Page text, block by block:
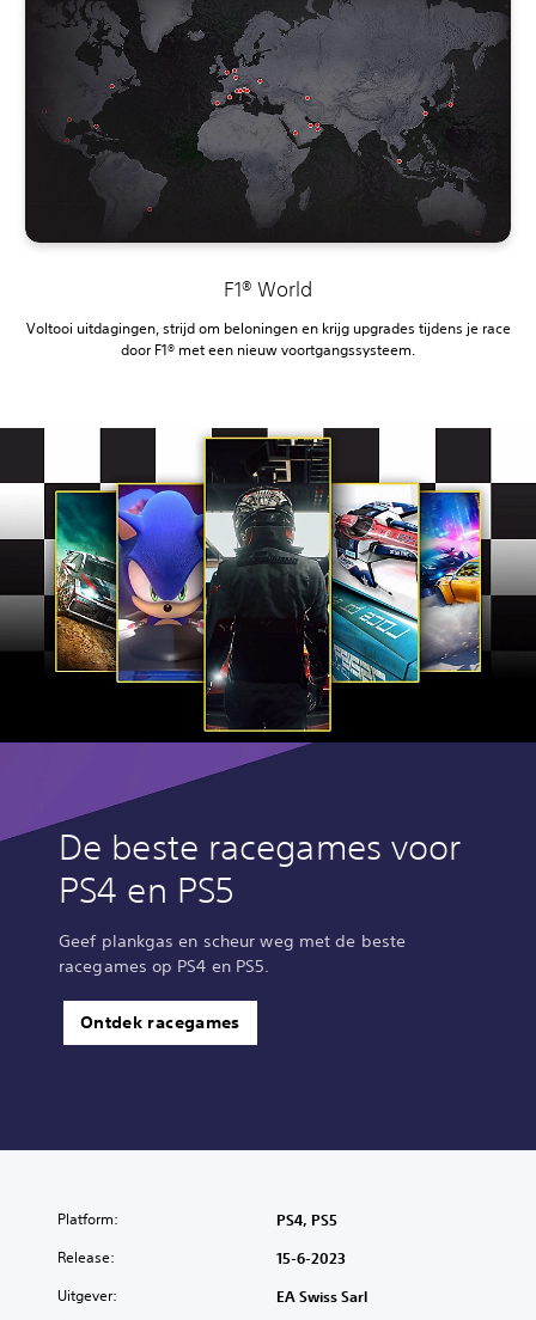
F1® World
Voltooi uitdagingen, strijd om beloningen en krijg upgrades tijdens je race
door F1® met een nieuw voortgangssysteem.
De beste racegames voor
PS4 en PS5
Geef plankgas en scheur weg met de beste
racegames op PS4 en PS5.
Ontdek racegames
Platform: PS4, PS5
Release: 15-6-2023
Uitgever: EA Swiss Sarl